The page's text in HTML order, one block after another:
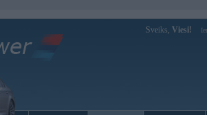
Sveiks, Viesi!